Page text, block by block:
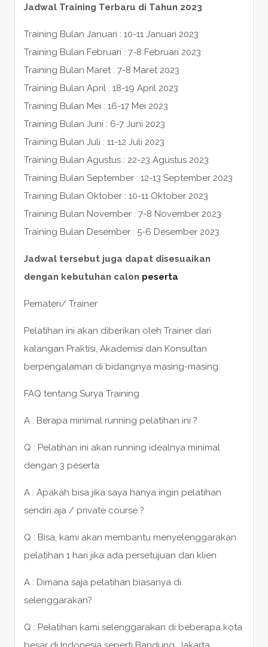
Jadwal Training Terbaru di Tahun 2023
Training Bulan Januari : 10-11 Januari 2023
Training Bulan Februari : 7-8 Februari 2023
Training Bulan Maret : 7-8 Maret 2023
Training Bulan April : 18-19 April 2023
Training Bulan Mei : 16-17 Mei 2023
Training Bulan Juni : 6-7 Juni 2023
Training Bulan Juli : 11-12 Juli 2023
Training Bulan Agustus : 22-23 Agustus 2023
Training Bulan September : 12-13 September 2023
Training Bulan Oktober : 10-11 Oktober 2023
Training Bulan November : 7-8 November 2023
Training Bulan Desember : 5-6 Desember 2023
Jadwal tersebut juga dapat disesuaikan
dengan kebutuhan calon peserta
Pemateri/ Trainer
Pelatihan ini akan diberikan oleh Trainer dari
kalangan Praktisi, Akademisi dan Konsultan
berpengalaman di bidangnya masing-masing.
FAQ tentang Surya Training
A : Berapa minimal running pelatihan ini ?
Q : Pelatihan ini akan running idealnya minimal
dengan 3 peserta
A : Apakah bisa jika saya hanya ingin pelatihan
sendiri aja / private course ?
Q : Bisa, kami akan membantu menyelenggarakan
pelatihan 1 hari jika ada persetujuan dari klien
A : Dimana saja pelatihan biasanya di
selenggarakan?
Q : Pelatihan kami selenggarakan di beberapa kota